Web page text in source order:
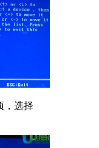
，选择